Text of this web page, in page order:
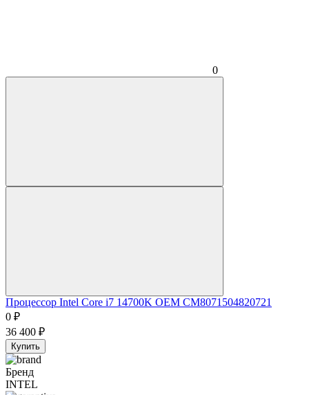
0
Процессор Intel Core i7 14700K OEM CM8071504820721
0 ₽
36 400 ₽
Купить
Бренд
INTEL